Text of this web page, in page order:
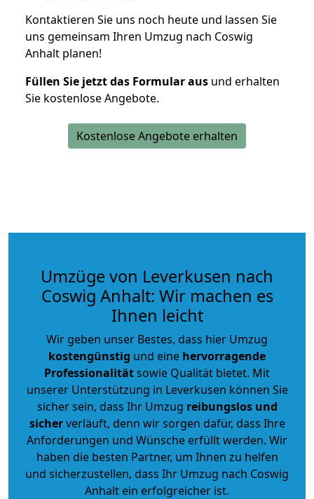
Kontaktieren Sie uns noch heute und lassen Sie
uns gemeinsam Ihren Umzug nach Coswig
Anhalt planen!
Füllen Sie jetzt das Formular aus und erhalten
Sie kostenlose Angebote.
Kostenlose Angebote erhalten
Umzüge von Leverkusen nach
Coswig Anhalt: Wir machen es
Ihnen leicht
Wir geben unser Bestes, dass hier Umzug
kostengünstig und eine hervorragende
Professionalitätsowie Qualität bietet. Mit
unserer Unterstützung in Leverkusen können Sie
sicher sein, dass Ihr Umzug reibungslos und
sicherverläuft, denn wir sorgen dafür, dass Ihre
Anforderungen und Wünsche erfüllt werden. Wir
haben die besten Partner, um Ihnen zu helfen
und sicherzustellen, dass Ihr Umzug nach Coswig
Anhalt ein erfolgreicher ist.